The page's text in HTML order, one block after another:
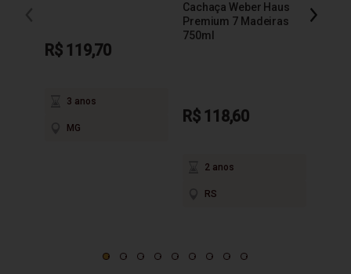
R$ 119,70
3 anos
MG
Cachaça Weber Haus
Premium 7 Madeiras
750ml
R$ 118,60
2 anos
RS